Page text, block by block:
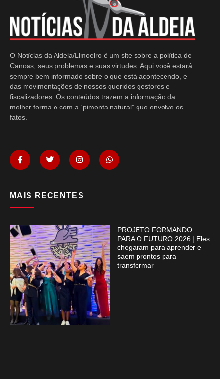
O Notícias da Aldeia/Limoeiro é um site sobre a política de
Canoas, seus problemas e suas virtudes. Aqui você estará
sempre bem informado sobre o que está acontecendo, e
das movimentações de nossos queridos gestores e
fiscalizadores. Os conteúdos trazem a informação da
melhor forma e com a “pimenta natural” que envolve os
fatos.
MAIS RECENTES
PROJETO FORMANDO
PARA O FUTURO 2026 | Eles
chegaram para aprender e
saem prontos para
transformar